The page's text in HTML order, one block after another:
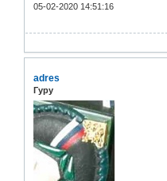
05-02-2020 14:51:16
adres
Гуру